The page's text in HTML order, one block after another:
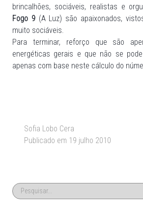
brincalhões, sociáveis, realistas e
Fogo 9(A Luz) são apaixonados,
muito sociáveis.
Para terminar, reforço que são
energéticas gerais e que não se
apenas com base neste cálculo do
Sofia Lobo Cera
Publicado em 19 julho 2010